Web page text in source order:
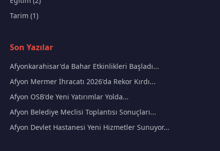
Tarim (1)
Son Yazılar
Afyonkarahisar'da Bahar Etkinlikleri Başladı...
Afyon Mermer İhracatı 2026'da Rekor Kırdı...
Afyon OSB'de Yeni Yatırımlar Yolda...
Afyon Belediye Meclisi Toplantısı Sonuçları...
Afyon Devlet Hastanesi Yeni Hizmetler Sunuyor...